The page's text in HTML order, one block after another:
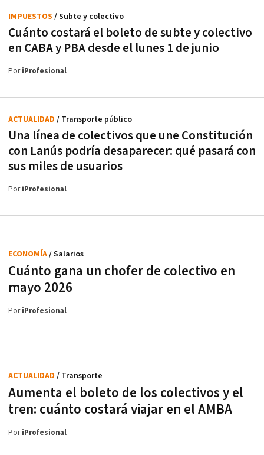
Cuánto costará el boleto de subte y colectivo
en CABA y PBA desde el lunes 1 de junio
IMPUESTOS / Subte y colectivo
PoriProfesional
Una línea de colectivos que une Constitución
con Lanús podría desaparecer: qué pasará con
sus miles de usuarios
ACTUALIDAD / Transporte público
PoriProfesional
Cuánto gana un chofer de colectivo en
mayo 2026
ECONOMÍA/ Salarios
PoriProfesional
Aumenta el boleto de los colectivos y el
tren: cuánto costará viajar en el AMBA
ACTUALIDAD / Transporte
PoriProfesional